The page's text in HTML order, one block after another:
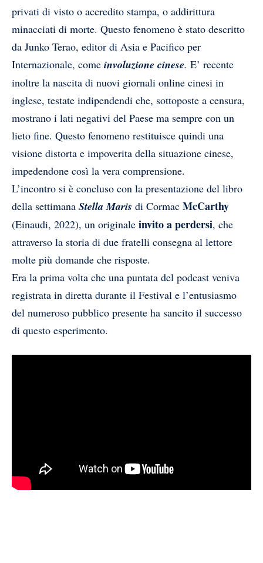
privati di visto o accredito stampa, o addirittura
minacciati di morte. Questo fenomeno è stato descritto
da Junko Terao, editor di Asia e Pacifico per
Internazionale, come involuzione cinese. E’ recente
inoltre la nascita di nuovi giornali online cinesi in
inglese, testate indipendendi che, sottoposte a censura,
mostrano i lati negativi del Paese ma sempre con un
lieto fine. Questo fenomeno restituisce quindi una
visione distorta e impoverita della situazione cinese,
impedendone così la vera comprensione.
L’incontro si è concluso con la presentazione del libro
della settimana Stella Maris di Cormac McCarthy
(Einaudi, 2022), un originale invito a perdersi, che
attraverso la storia di due fratelli consegna al lettore
molte più domande che risposte.
Era la prima volta che una puntata del podcast veniva
registrata in diretta durante il Festival e l’entusiasmo
del numeroso pubblico presente ha sancito il successo
di questo esperimento.